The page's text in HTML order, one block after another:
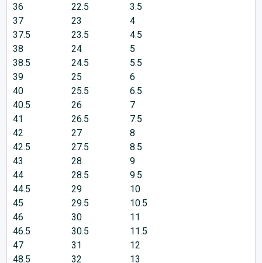
36
22.5
3.5
37
23
4
37.5
23.5
4.5
38
24
5
38.5
24.5
5.5
39
25
6
40
25.5
6.5
40.5
26
7
41
26.5
7.5
42
27
8
42.5
27.5
8.5
43
28
9
44
28.5
9.5
44.5
29
10
45
29.5
10.5
46
30
11
46.5
30.5
11.5
47
31
12
48.5
32
13